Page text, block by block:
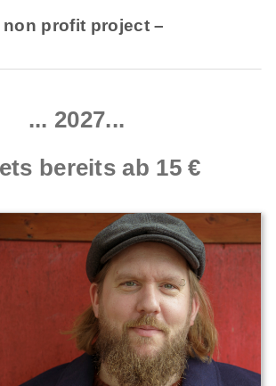
non profit project –
... 2027...
bereits ab 15 €